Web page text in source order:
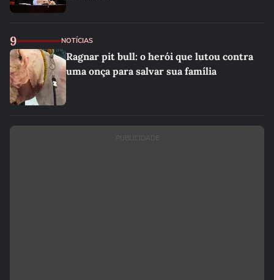
9 NOTÍCIAS
Ragnar pit bull: o herói que lutou contra
uma onça para salvar sua família
PUBLICIDADE